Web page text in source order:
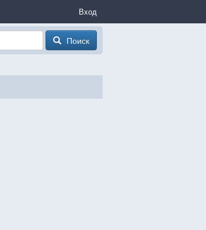
Вход
Поиск